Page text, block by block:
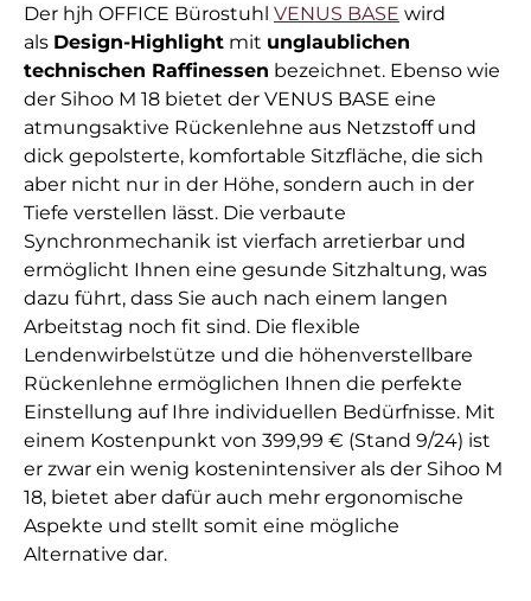
Der hjh OFFICE Bürostuhl VENUS BASE wird
als Design-Highlight mit unglaublichen
technischen Raffinessen bezeichnet. Ebenso wie
der Sihoo M 18 bietet der VENUS BASE eine
atmungsaktive Rückenlehne aus Netzstoff und
dick gepolsterte, komfortable Sitzfläche, die sich
aber nicht nur in der Höhe, sondern auch in der
Tiefe verstellen lässt. Die verbaute
Synchronmechanik ist vierfach arretierbar und
ermöglicht Ihnen eine gesunde Sitzhaltung, was
dazu führt, dass Sie auch nach einem langen
Arbeitstag noch fit sind. Die flexible
Lendenwirbelstütze und die höhenverstellbare
Rückenlehne ermöglichen Ihnen die perfekte
Einstellung auf Ihre individuellen Bedürfnisse. Mit
einem Kostenpunkt von 399,99 € (Stand 9/24) ist
er zwar ein wenig kostenintensiver als der Sihoo M
18, bietet aber dafür auch mehr ergonomische
Aspekte und stellt somit eine mögliche
Alternative dar.